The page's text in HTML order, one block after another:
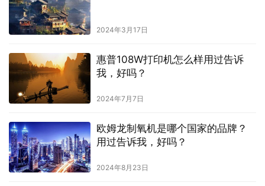
2024年3月17日
惠普108W打印机怎么样用过告诉
我，好吗？
2024年7月7日
欧姆龙制氧机是哪个国家的品牌？
用过告诉我，好吗？
2024年8月23日